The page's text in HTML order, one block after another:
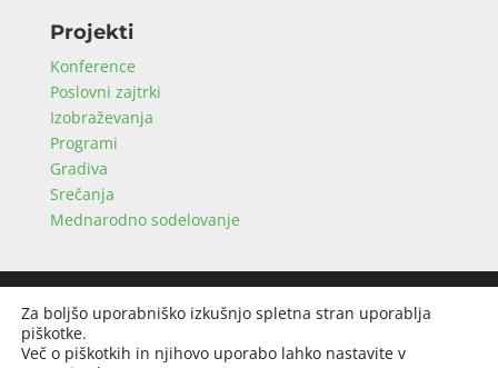
Projekti
Konference
Poslovni zajtrki
Izobraževanja
Programi
Gradiva
Srečanja
Mednarodno sodelovanje
osebnih podatkov|Izdelava spletnih strani:
www.splet99.net
Za boljšo uporabniško izkušnjo spletna stran uporablja
piškotke.
Več o piškotkih in njihovo uporabo lahko nastavite v